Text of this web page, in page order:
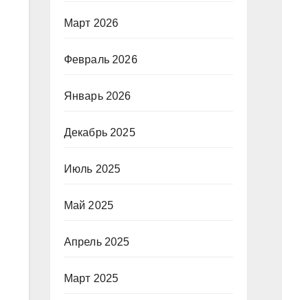
Март 2026
Февраль 2026
Январь 2026
Декабрь 2025
Июль 2025
Май 2025
Апрель 2025
Март 2025